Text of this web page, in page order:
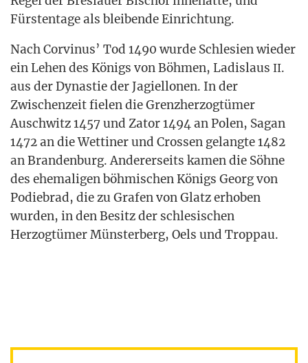
Fürs­ten­ta­ge als blei­ben­de Einrichtung.
Nach Cor­vi­nus’ Tod 1490 wur­de Schle­si­en wie­der
ein Lehen des Königs von Böh­men, Ladis­laus II.
aus der Dynas­tie der Jagiel­lo­nen. In der
Zwi­schen­zeit fie­len die Grenz­her­zog­tü­mer
Ausch­witz 1457 und Zator 1494 an Polen, Sagan
1472 an die Wet­ti­ner und Cros­sen gelang­te 1482
an Bran­den­burg. Ande­rer­seits kamen die Söh­ne
des ehe­ma­li­gen böh­mi­schen Königs Georg von
Podieb­rad, die zu Gra­fen von Glatz erho­ben
wur­den, in den Besitz der schle­si­schen
Her­zog­tü­mer Müns­ter­berg, Oels und Troppau.